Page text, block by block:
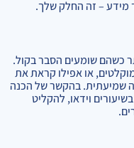
מידע – זה החלק שלך.
כשהם שומעים הסבר בקול.
או אפילו קראת את
שמיעתית. בהקשר של הכנה
וידאו, להקליט